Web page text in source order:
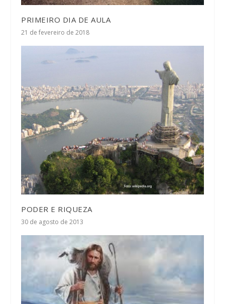
PRIMEIRO DIA DE AULA
21 de fevereiro de 2018
PODER E RIQUEZA
30 de agosto de 2013